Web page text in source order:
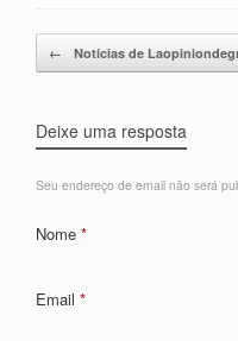
Mensagem navegação
← Notícias de
Deixe uma resposta
Seu endereço de email não será
Nome *
Email *